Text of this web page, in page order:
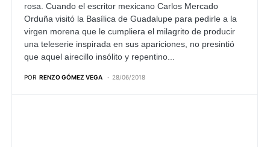
rosa. Cuando el escritor mexicano Carlos Mercado
Orduña visitó la Basílica de Guadalupe para pedirle a la
virgen morena que le cumpliera el milagrito de producir
una teleserie inspirada en sus apariciones, no presintió
que aquel airecillo insólito y repentino...
POR RENZO GÓMEZ VEGA 28/06/2018